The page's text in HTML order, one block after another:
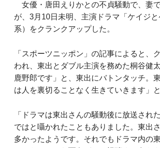
女優・唐田えりかとの不貞騒動で、妻
が、3月10日未明、主演ドラマ「ケイジ
系）をクランクアップした。
「スポーツニッポン」の記事によると
われ、東出とダブル主演を務めた桐谷健
鹿野郎です」と、東出にバトンタッチ。
は人を裏切ることなく生きていきます」
「ドラマは東出さんの騒動後に放送さ
ではと囁かれたこともありました。東出
多かったようです。それでもドラマ内の